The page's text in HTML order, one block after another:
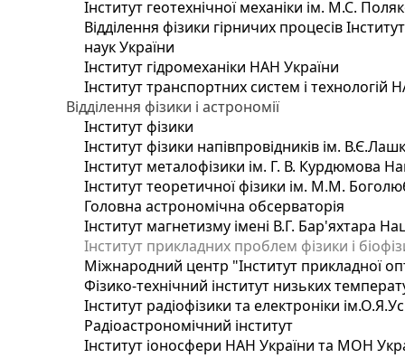
Інститут геотехнічної механіки ім. М.С.
Відділення фізики гірничих процесів
наук України
Інститут гідромеханіки НАН України
Інститут транспортних систем і технологій
Відділення фізики і астрономії
Інститут фізики
Інститут фізики напівпровідників ім.
Інститут металофізики ім. Г. В. Курдюмова
Інститут теоретичної фізики ім. М.М.
Головна астрономічна обсерваторія
Інститут магнетизму імені В.Г. Бар'яхтара
Інститут прикладних проблем фізики і
Міжнародний центр "Інститут прикладної
Фізико-технічний інститут низьких
Інститут радіофізики та електроніки
Радіоастрономічний інститут
Інститут іоносфери НАН України та МОН